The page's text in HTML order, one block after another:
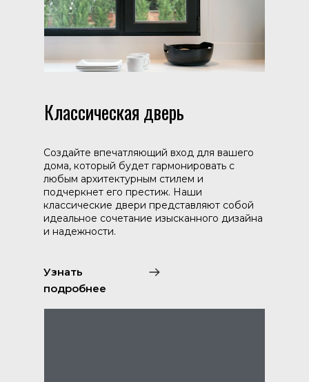
Узнать
подробнее
Создайте впечатляющий вход для вашего
дома, который будет гармонировать с
любым архитектурным стилем и
подчеркнет его престиж. Наши
классические двери представляют собой
идеальное сочетание изысканного дизайна
и надежности.
Классическая дверь